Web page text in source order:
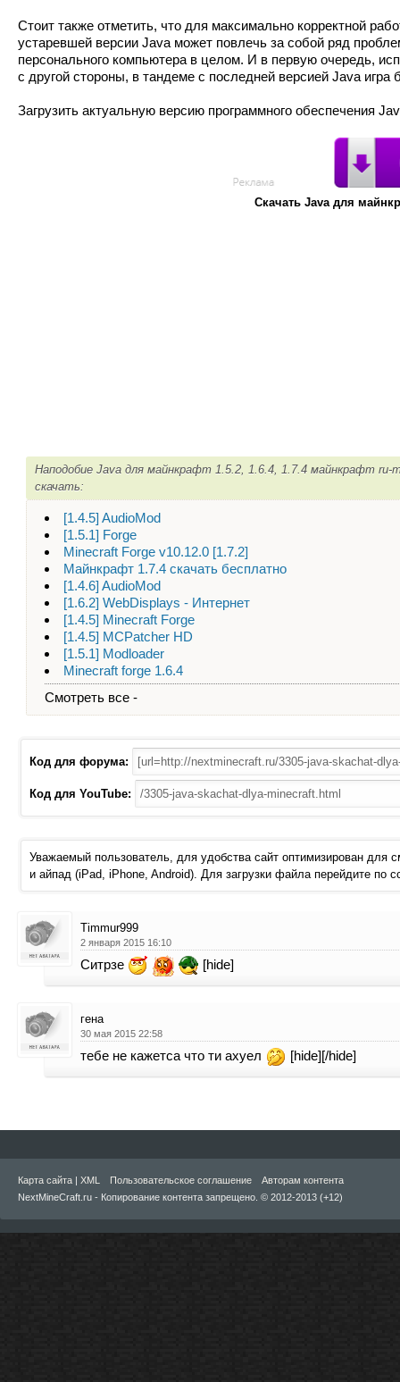
Стоит также отметить, что для максимально корректной
устаревшей версии Java может повлечь за собой ряд
персонального компьютера в целом. И в первую очередь,
с другой стороны, в тандеме с последней версией Java игра
Загрузить актуальную версию программного обеспечения
Скачать Java для
Наподобие Java для майнкрафт 1.5.2, 1.6.4, 1.7.4 майнкрафт ru-
скачать:
[1.4.5] AudioMod
[1.5.1] Forge
Minecraft Forge v10.12.0 [1.7.2]
Майнкрафт 1.7.4 скачать бесплатно
[1.4.6] AudioMod
[1.6.2] WebDisplays - Интернет
[1.4.5] Minecraft Forge
[1.4.5] MCPatcher HD
[1.5.1] Modloader
Minecraft forge 1.6.4
Смотреть все -
Код для форума:
Код для YouTube:
Уважаемый пользователь, для удобства сайт оптимизирован для
и айпад (iPad, iPhone, Android). Для загрузки файла перейдите по
Timmur999
2 января 2015 16:10
Ситрзе [hide]
гена
30 мая 2015 22:58
тебе не кажетса что ти ахуел [hide][/hide]
Карта сайта | XML Пользовательское соглашение
Авторам контента
NextMineCraft.ru - Копирование контента запрещено. © 2012-2013 (+12)